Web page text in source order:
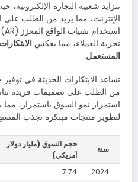
تتزايد شعبية التجارة
الإنترنت، مما يزيد من الطلب على
تجربة العملاء، مما يعكس
المستعمل.
تساعد الابتكارات الحديثة في
من الطلب على تصميمات فريدة
استمرار نمو السوق باستمرار، مما
لتطوير منتجات مبتكرة تجذب
سنة
حجم السوق (مليار دولار
أمريكي)
2024
7.74